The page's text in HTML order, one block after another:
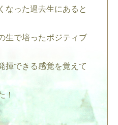
なった過去生にあると
生で培ったポジティブ
揮できる感覚を覚えて
！